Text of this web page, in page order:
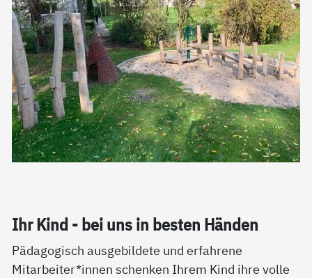
Ihr Kind - bei uns in bes­ten Hän­den
Pädagogisch ausgebildete und erfahrene
Mitarbeiter*innen schenken Ihrem Kind ihre volle